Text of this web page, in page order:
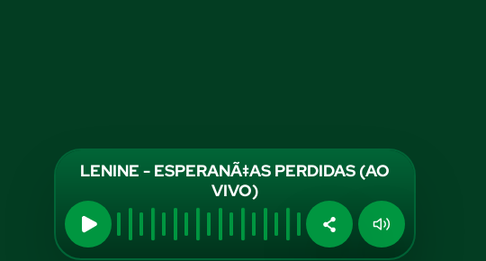
LENINE - ESPERANÃ‡AS PERDIDAS (AO
VIVO)